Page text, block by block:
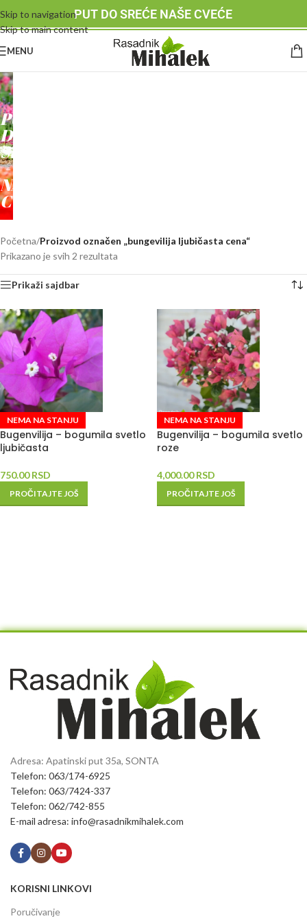
Skip to navigation
Skip to main content
PUT DO SREĆE NAŠE CVEĆE
MENU
RASADNIK
MIHALEK
PUT
DO
SREĆE
-
NAŠE
CVEĆE
Početna/Proizvod označen „bungevilija ljubičasta cena“
Prikazano je svih 2 rezultata
Prikaži sajdbar
NEMA NA STANJU
Bugenvilija – bogumila svetlo
ljubičasta
750.00RSD
PROČITAJTE JOŠ
NEMA NA STANJU
Bugenvilija – bogumila svetlo
roze
4,000.00RSD
PROČITAJTE JOŠ
Adresa: Apatinski put 35a, SONTA
Telefon: 063/174-6925
Telefon: 063/7424-337
Telefon: 062/742-855
E-mail adresa: info@rasadnikmihalek.com
KORISNI LINKOVI
Poručivanje